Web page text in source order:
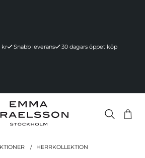
kr Snabb leverans 30 dagars öppet köp
.
HERRKOLLEKTION